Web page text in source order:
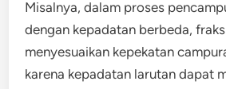
Misalnya, dalam proses
dengan kepadatan berbeda,
menyesuaikan kepekatan
karena kepadatan larutan dapat